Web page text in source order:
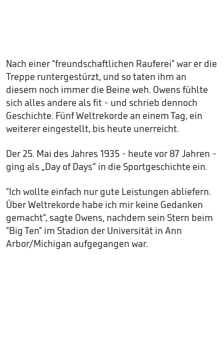
Nach einer "freundschaftlichen Rauferei" war er die
Treppe runtergestürzt, und so taten ihm an
diesem noch immer die Beine weh. Owens fühlte
sich alles andere als fit - und schrieb dennoch
Geschichte. Fünf Weltrekorde an einem Tag, ein
weiterer eingestellt, bis heute unerreicht.
Der 25. Mai des Jahres 1935 - heute vor 87 Jahren -
ging als „Day of Days“ in die Sportgeschichte ein.
"Ich wollte einfach nur gute Leistungen abliefern.
Über Weltrekorde habe ich mir keine Gedanken
gemacht", sagte Owens, nachdem sein Stern beim
"Big Ten" im Stadion der Universität in Ann
Arbor/Michigan aufgegangen war.